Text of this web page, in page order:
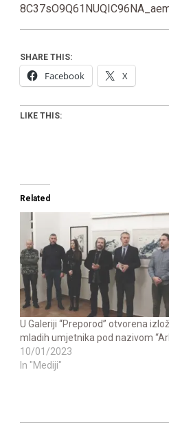
SHARE THIS:
Facebook X
LIKE THIS:
Related
U Galeriji “Preporod” otvorena
mladih umjetnika pod nazivom
10/01/2023
In "Mediji"